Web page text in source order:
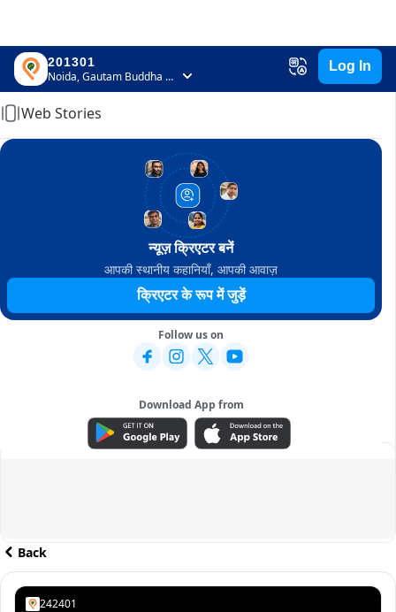
201301
Noida, Gautam Buddha Nagar, Uttar Pradesh
Log In
Home
Web Stories
न्यूज़ क्रिएटर बनें
आपकी स्थानीय कहानियाँ, आपकी आवाज़
क्रिएटर के रूप में जुड़ें
Follow us on
Download App from
ADVERTISEMENT
Back
242401